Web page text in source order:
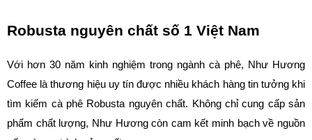
Robusta nguyên chất số 1 Việt Nam
Với hơn 30 năm kinh nghiệm trong ngành cà phê, Như Hương
Coffee là thương hiệu uy tín được nhiều khách hàng tin tưởng khi
tìm kiếm cà phê Robusta nguyên chất. Không chỉ cung cấp sản
phẩm chất lượng, Như Hương còn cam kết minh bạch về nguồn